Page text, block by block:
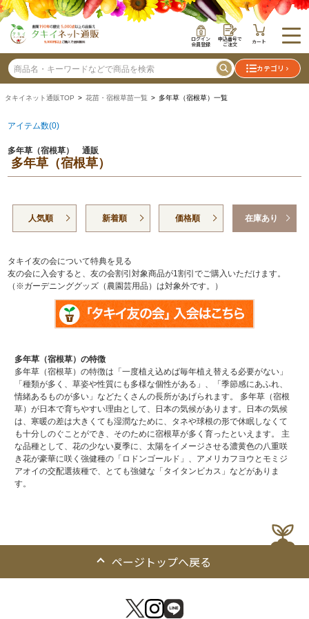
ログイン
会員登録
申込番号で
ご注文 カート
カテゴリ
タキイネット通販TOP > 花苗・宿根草苗一覧 > 多年草（宿根草）一覧
アイテム数(0)
多年草（宿根草） 通販
多年草（宿根草）
人気順 新着順 価格順 在庫あり
タキイ友の会について特典を見る
友の会に入会すると、友の会割引対象商品が1割引でご購入いただけます。
（※ガーデニンググッズ（農園芸用品）は対象外です。）
多年草（宿根草）の特徴
多年草（宿根草）の特徴は「一度植え込めば毎年植え替える必要がない」
「種類が多く、草姿や性質にも多様な個性がある」、「季節感にあふれ、
情緒あるものが多い」などたくさんの長所があげられます。 多年草（宿根
草）が日本で育ちやすい理由として、日本の気候があります。日本の気候
は、寒暖の差は大きくても湿潤なために、タネや球根の形で休眠しなくて
も十分しのぐことができ、そのために宿根草が多く育ったといえます。 主
な品種として、花の少ない夏季に、太陽をイメージさせる濃黄色の八重咲
き花が豪華に咲く強健種の「ロドンゴールド」、アメリカフヨウとモミジ
アオイの交配選抜種で、とても強健な「タイタンビカス」などがありま
す。
ページトップへ戻る